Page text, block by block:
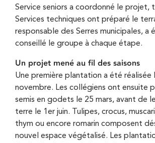
Service seniors a coordonné le projet,
Services techniques ont préparé le
responsable des Serres municipales, a
conseillé le groupe à chaque étape.
Un projet mené au fil des saisons
Une première plantation a été réalisée
novembre. Les collégiens ont ensuite
semis en godets le 25 mars, avant de
terre le 1er juin. Tulipes, crocus,
thym ou encore romarin composent
nouvel espace végétalisé. Les